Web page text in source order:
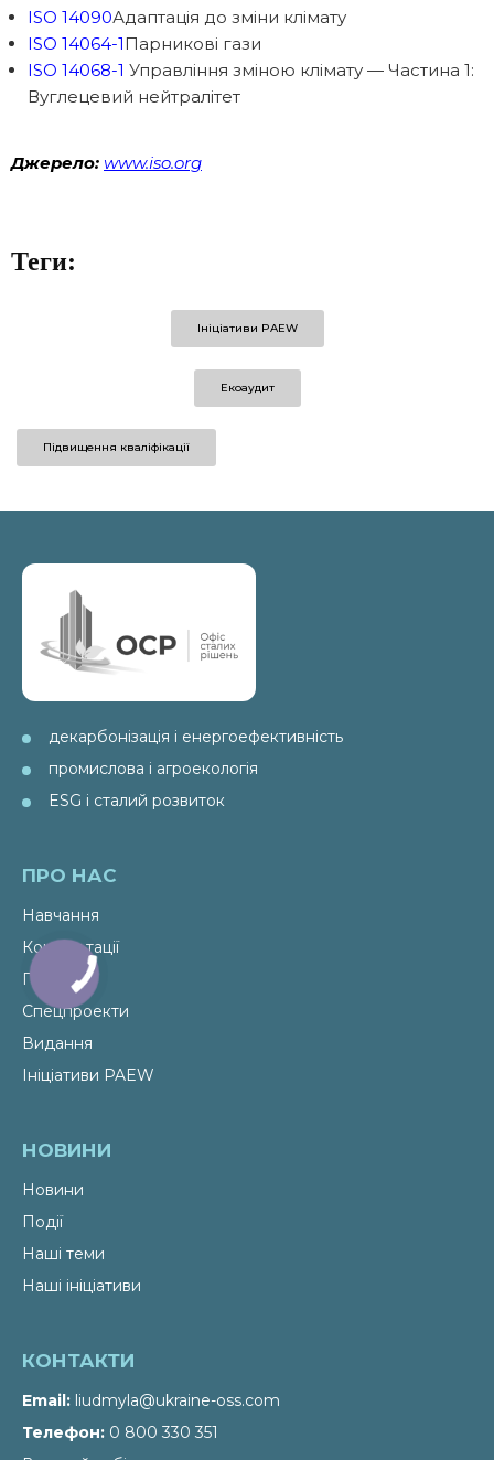
ISO 14090Адаптація до зміни клімату
ISO 14064-1Парникові гази
ISO 14068-1 Управління зміною клімату — Частина 1:
Вуглецевий нейтралітет
Джерело: www.iso.org
Теги:
Ініціативи PAEW
Екоаудит
Підвищення кваліфікації
декарбонізація і енергоефективність
промислова і агроекологія
ESG і сталий розвиток
ПРО НАС
Навчання
Консультації
Послуги
Спецпроекти
Видання
Ініціативи PAEW
НОВИНИ
Новини
Події
Наші теми
Наші ініціативи
КОНТАКТИ
Email liudmyla@ukraine-oss.com
Телефон 0 800 330 351